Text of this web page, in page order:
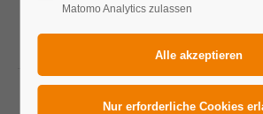
11,88 kWp
Peakleistung
440 Wp
Matomo Analytics zulassen